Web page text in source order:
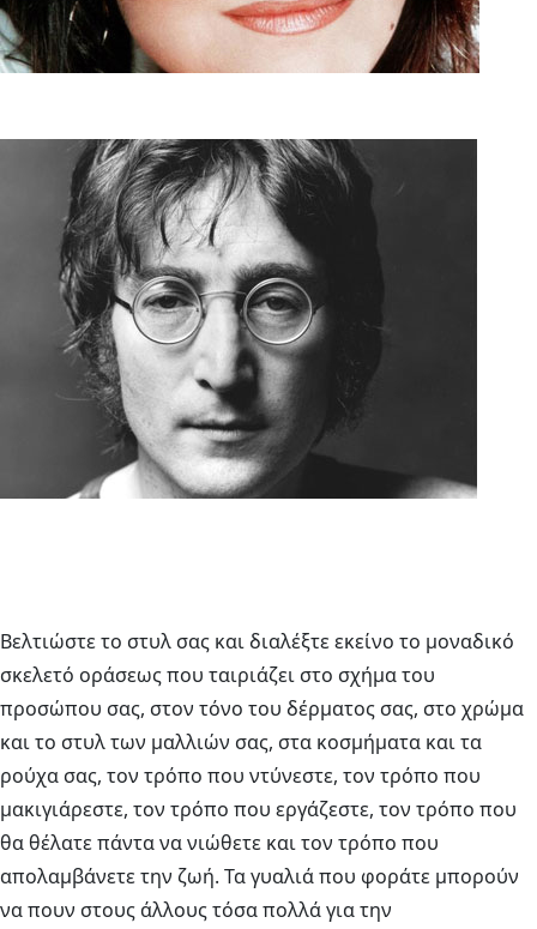
Βελτιώστε το στυλ σας και διαλέξτε εκείνο το μοναδικό
σκελετό οράσεως που ταιριάζει στο σχήμα του
προσώπου σας, στον τόνο του δέρματος σας, στο χρώμα
και το στυλ των μαλλιών σας, στα κοσμήματα και τα
ρούχα σας, τον τρόπο που ντύνεστε, τον τρόπο που
μακιγιάρεστε, τον τρόπο που εργάζεστε, τον τρόπο που
θα θέλατε πάντα να νιώθετε και τον τρόπο που
απολαμβάνετε την ζωή. Τα γυαλιά που φοράτε μπορούν
να πουν στους άλλους τόσα πολλά για την